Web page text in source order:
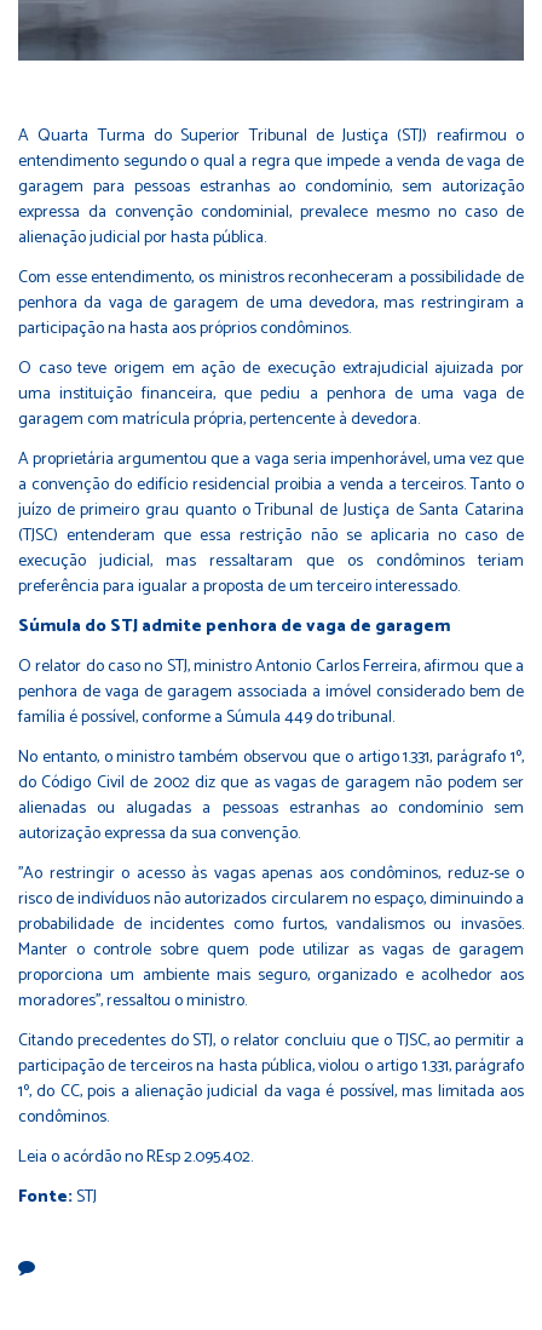
A Quarta Turma do Superior Tribunal de Justiça (STJ) reafirmou o
entendimento segundo o qual a regra que impede a venda de vaga de
garagem para pessoas estranhas ao condomínio, sem autorização
expressa da convenção condominial, prevalece mesmo no caso de
alienação judicial por hasta pública.
Com esse entendimento, os ministros reconheceram a possibilidade de
penhora da vaga de garagem de uma devedora, mas restringiram a
participação na hasta aos próprios condôminos.
O caso teve origem em ação de execução extrajudicial ajuizada por
uma instituição financeira, que pediu a penhora de uma vaga de
garagem com matrícula própria, pertencente à devedora.
A proprietária argumentou que a vaga seria impenhorável, uma vez que
a convenção do edifício residencial proibia a venda a terceiros. Tanto o
juízo de primeiro grau quanto o Tribunal de Justiça de Santa Catarina
(TJSC) entenderam que essa restrição não se aplicaria no caso de
execução judicial, mas ressaltaram que os condôminos teriam
preferência para igualar a proposta de um terceiro interessado.
Súmula do STJ admite penhora de vaga de garagem
O relator do caso no STJ, ministro Antonio Carlos Ferreira, afirmou que a
penhora de vaga de garagem associada a imóvel considerado bem de
família é possível, conforme a Súmula 449 do tribunal.
No entanto, o ministro também observou que o artigo 1.331, parágrafo 1º,
do Código Civil de 2002diz que as vagas de garagem não podem ser
alienadas ou alugadas a pessoas estranhas ao condomínio sem
autorização expressa da sua convenção.
''Ao restringir o acesso às vagas apenas aos condôminos, reduz-se o
risco de indivíduos não autorizados circularem no espaço, diminuindo a
probabilidade de incidentes como furtos, vandalismos ou invasões.
Manter o controle sobre quem pode utilizar as vagas de garagem
proporciona um ambiente mais seguro, organizado e acolhedor aos
moradores'', ressaltou o ministro.
Citando precedentes do STJ, o relator concluiu que o TJSC, ao permitir a
participação de terceiros na hasta pública, violou o artigo 1.331, parágrafo
1º, do CC, pois a alienação judicial da vaga é possível, mas limitada aos
condôminos.
Leia o acórdão no REsp 2.095.402.
Fonte:STJ